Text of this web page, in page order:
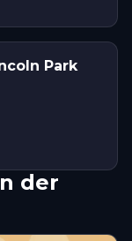
Park
der